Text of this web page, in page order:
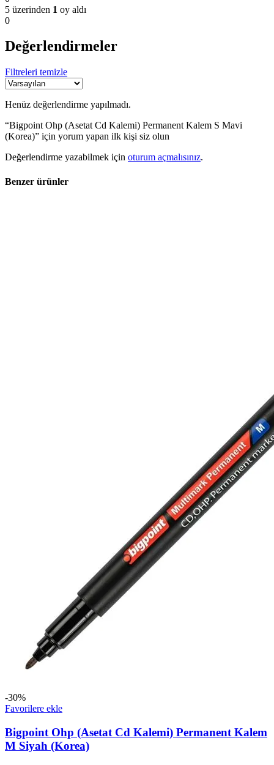
5 üzerinden 1 oy aldı
0
Değerlendirmeler
Filtreleri temizle
Henüz değerlendirme yapılmadı.
“Bigpoint Ohp (Asetat Cd Kalemi) Permanent Kalem S Mavi
(Korea)” için yorum yapan ilk kişi siz olun
Değerlendirme yazabilmek için oturum açmalısınız.
Benzer ürünler
-30%
Favorilere ekle
Bigpoint Ohp (Asetat Cd Kalemi) Permanent Kalem
M Siyah (Korea)